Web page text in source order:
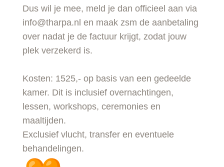
Dus wil je mee, meld je dan officieel aan via
info@tharpa.nl en maak zsm de aanbetaling
over nadat je de factuur krijgt, zodat jouw
plek verzekerd is.
Kosten: 1525,- op basis van een gedeelde
kamer. Dit is inclusief overnachtingen,
lessen, workshops, ceremonies en
maaltijden.
Exclusief vlucht, transfer en eventuele
behandelingen.